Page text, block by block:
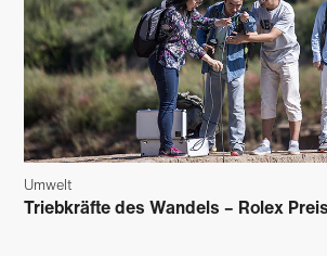
Umwelt
Triebkräfte des Wandels – Rolex